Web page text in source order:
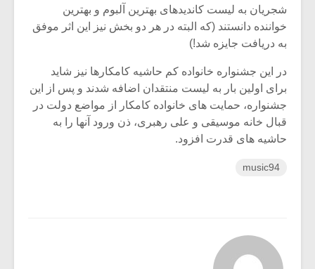
شجریان به لیست کاندیدهای بهترین آلبوم و بهترین
خواننده دانستند (که البته در هر دو بخش نیز این اثر موفق
به دریافت جایزه شد!)
در این جشنواره خانواده کم حاشیه کامکارها نیز شاید
برای اولین بار به لیست منتقدان اضافه شدند و پس از این
جشنواره، حمایت های خانواده کامکار از مواضع دولت در
قبال خانه موسیقی و علی رهبری، ذن ورود آنها را به
حاشیه های قدرت افزود.
music94